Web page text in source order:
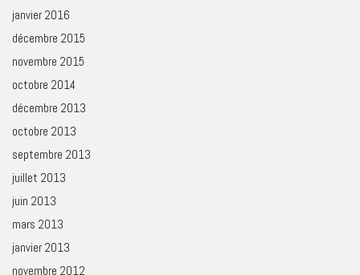
janvier 2016
décembre 2015
novembre 2015
octobre 2014
décembre 2013
octobre 2013
septembre 2013
juillet 2013
juin 2013
mars 2013
janvier 2013
novembre 2012